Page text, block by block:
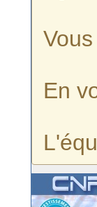
En